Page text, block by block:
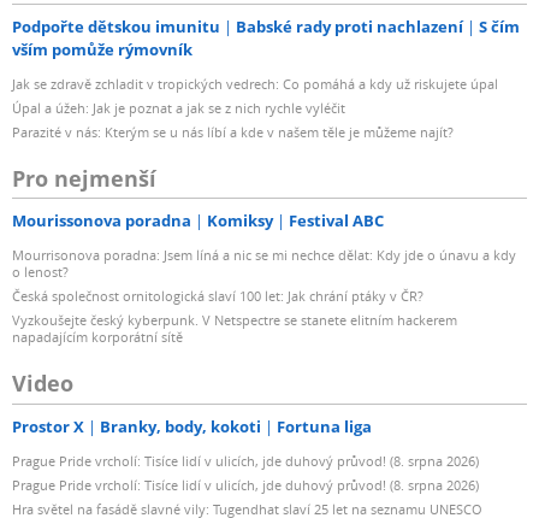
Podpořte dětskou imunitu Babské rady proti nachlazení
S čím
vším pomůže rýmovník
Jak se zdravě zchladit v tropických vedrech: Co pomáhá a kdy už riskujete úpal
Úpal a úžeh: Jak je poznat a jak se z nich rychle vyléčit
Parazité v nás: Kterým se u nás líbí a kde v našem těle je můžeme najít?
Pro nejmenší
Mourissonova poradna Komiksy Festival ABC
Mourrisonova poradna: Jsem líná a nic se mi nechce dělat: Kdy jde o únavu a kdy
o lenost?
Česká společnost ornitologická slaví 100 let: Jak chrání ptáky v ČR?
Vyzkoušejte český kyberpunk. V Netspectre se stanete elitním hackerem
napadajícím korporátní sítě
Video
Prostor X Branky, body, kokoti Fortuna liga
Prague Pride vrcholí: Tisíce lidí v ulicích, jde duhový průvod! (8. srpna 2026)
Prague Pride vrcholí: Tisíce lidí v ulicích, jde duhový průvod! (8. srpna 2026)
Hra světel na fasádě slavné vily: Tugendhat slaví 25 let na seznamu UNESCO